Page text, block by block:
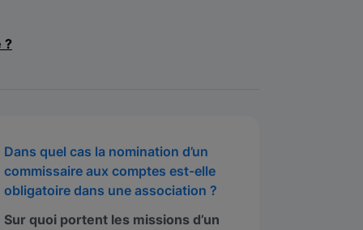
?
Dans quel cas la nomination d’un
commissaire aux comptes est-elle
obligatoire dans une association ?
Sur quoi portent les missions d’un